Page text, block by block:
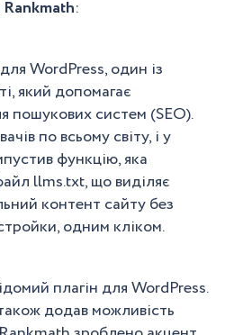
:
WordPress, один із
який допомагає
пошукових систем (SEO).
по всьому світу, і у
функцію, яка
llms.txt, що виділяє
контент сайту без
одним кліком.
плагін для WordPress.
додав можливість